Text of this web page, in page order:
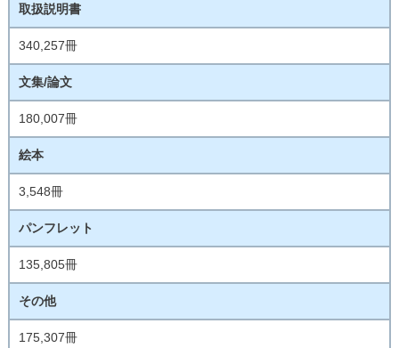
取扱説明書
340,257冊
文集/論文
180,007冊
絵本
3,548冊
パンフレット
135,805冊
その他
175,307冊